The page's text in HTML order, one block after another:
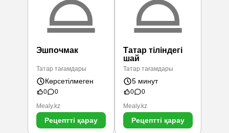
Эшпочмак
Татар тағамдары
Көрсетілмеген
0
0
Mealy.kz
Рецептті қарау
Татар тіліндегі
шай
Татар тағамдары
5 минут
0
0
Mealy.kz
Рецептті қарау